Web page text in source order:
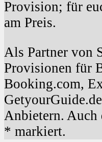
Provision; für
am Preis.
Als Partner von
Provisionen für
Booking.com,
Anbietern.
* markiert.